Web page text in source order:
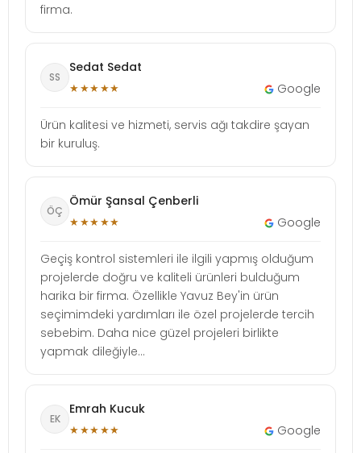
firma.
SS
Sedat Sedat
★★★★★ Google
Ürün kalitesi ve hizmeti, servis ağı takdire şayan
bir kuruluş.
ÖÇ
Ömür Şansal Çenberli
★★★★★ Google
Geçiş kontrol sistemleri ile ilgili yapmış olduğum
projelerde doğru ve kaliteli ürünleri bulduğum
harika bir firma. Özellikle Yavuz Bey'in ürün
seçimimdeki yardımları ile özel projelerde tercih
sebebim. Daha nice güzel projeleri birlikte
yapmak dileğiyle...
EK
Emrah Kucuk
★★★★★ Google